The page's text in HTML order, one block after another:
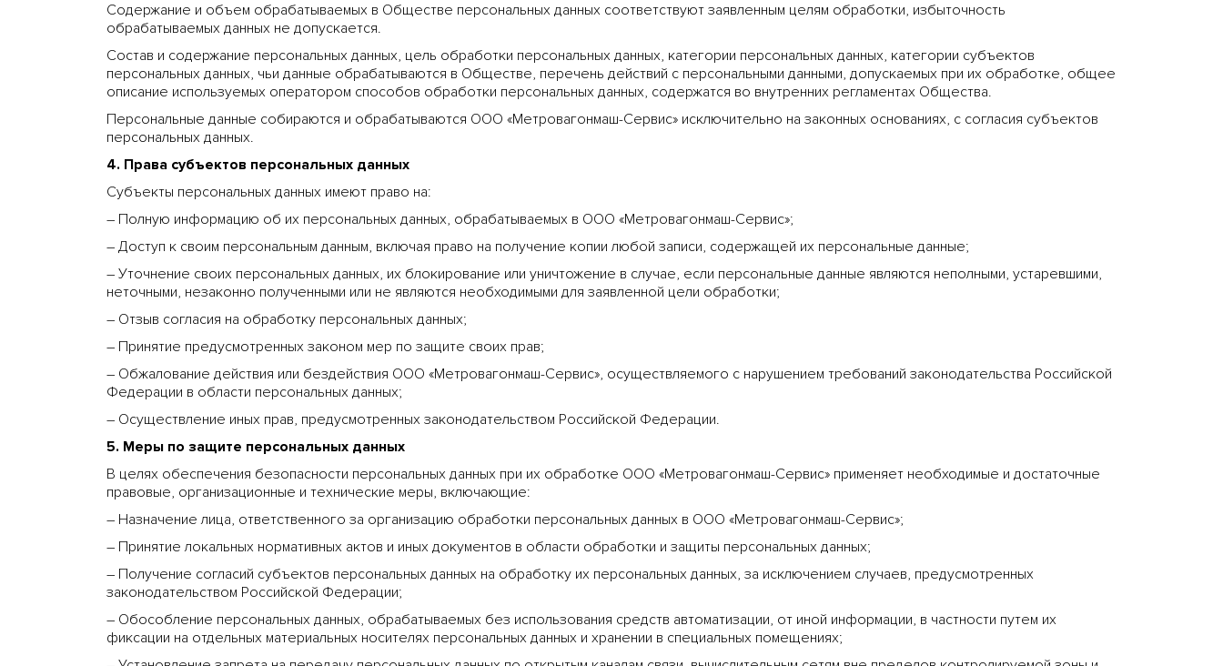
Содержание и объем обрабатываемых в Обществе персональных данных соответствуют заявленным целям обработки, избыточность
обрабатываемых данных не допускается.
Состав и содержание персональных данных, цель обработки персональных данных, категории персональных данных, категории субъектов
персональных данных, чьи данные обрабатываются в Обществе, перечень действий с персональными данными, допускаемых при их обработке, общее
описание используемых оператором способов обработки персональных данных, содержатся во внутренних регламентах Общества.
Персональные данные собираются и обрабатываются ООО «Метровагонмаш-Сервис» исключительно на законных основаниях, с согласия субъектов
персональных данных.
4. Права субъектов персональных данных
Субъекты персональных данных имеют право на:
– Полную информацию об их персональных данных, обрабатываемых в ООО «Метровагонмаш-Сервис»;
– Доступ к своим персональным данным, включая право на получение копии любой записи, содержащей их персональные данные;
– Уточнение своих персональных данных, их блокирование или уничтожение в случае, если персональные данные являются неполными, устаревшими,
неточными, незаконно полученными или не являются необходимыми для заявленной цели обработки;
– Отзыв согласия на обработку персональных данных;
– Принятие предусмотренных законом мер по защите своих прав;
– Обжалование действия или бездействия ООО «Метровагонмаш-Сервис», осуществляемого с нарушением требований законодательства Российской
Федерации в области персональных данных;
– Осуществление иных прав, предусмотренных законодательством Российской Федерации.
5. Меры по защите персональных данных
В целях обеспечения безопасности персональных данных при их обработке ООО «Метровагонмаш-Сервис» применяет необходимые и достаточные
правовые, организационные и технические меры, включающие:
– Назначение лица, ответственного за организацию обработки персональных данных в ООО «Метровагонмаш-Сервис»;
– Принятие локальных нормативных актов и иных документов в области обработки и защиты персональных данных;
– Получение согласий субъектов персональных данных на обработку их персональных данных, за исключением случаев, предусмотренных
законодательством Российской Федерации;
– Обособление персональных данных, обрабатываемых без использования средств автоматизации, от иной информации, в частности путем их
фиксации на отдельных материальных носителях персональных данных и хранении в специальных помещениях;